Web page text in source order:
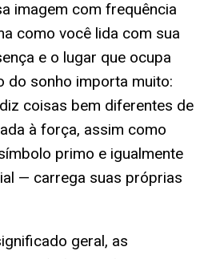
imagem com frequência
como você lida com sua
e o lugar que ocupa
do sonho importa muito:
coisas bem diferentes de
à força, assim como
primo e igualmente
— carrega suas próprias
geral, as